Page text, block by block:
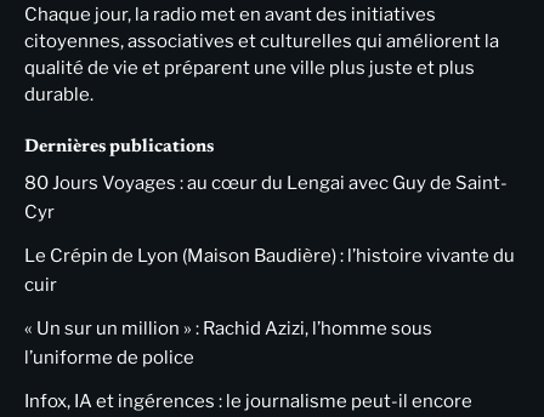
Chaque jour, la radio met en avant des initiatives
citoyennes, associatives et culturelles qui améliorent la
qualité de vie et préparent une ville plus juste et plus
durable.
Dernières publications
80 Jours Voyages : au cœur du Lengai avec Guy de Saint-
Cyr
Le Crépin de Lyon (Maison Baudière) : l’histoire vivante du
cuir
« Un sur un million » : Rachid Azizi, l’homme sous
l’uniforme de police
Infox, IA et ingérences : le journalisme peut-il encore